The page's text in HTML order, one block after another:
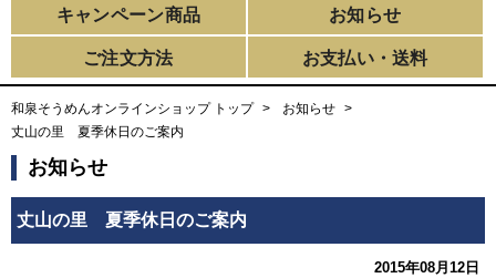
キャンペーン商品 お知らせ
ご注文方法 お支払い・送料
和泉そうめんオンラインショップ トップ
お知らせ
丈山の里 夏季休日のご案内
お知らせ
丈山の里 夏季休日のご案内
2015年08月12日